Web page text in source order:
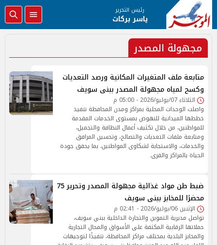
رئيس التحرير
ياسر بركات
مجهولة المصدر
متابعة ملف المتغيرات المكانية ورصد التعديات
وكسح لمياه مجهولة المصدر ببنى سويف
الثلاثاء 07/يوليو/2026 - 05:00 م
واصلت الوحدات المحلية بمراكز ومدن المحافظة تنفيذ
خططها الميدانية للنهوض بمستوى الخدمات المقدمة
للمواطنين، من خلال تكثيف أعمال النظافة والتجميل،
ومتابعة ملفات التعديات والتصالح، وتحسين المرافق
والخدمات، والاستجابة لشكاوى المواطنين، بما يحقق جودة
الحياة بالمراكز والقرى.
ضبط طن مواد غذائية مجهولة المصدر وتحرير 75
محضرًا للمخابز ببنى سويف
الإثنين 06/يوليو/2026 - 02:41 م
تواصل مديرية التموين والتجارة الداخلية ببني سويف،
حملاتها الرقابية المكثفة على الأسواق والمحال التجارية
والمخابز البلدية بمختلف مراكز المحافظة، تنفيذًا لتوجيهات